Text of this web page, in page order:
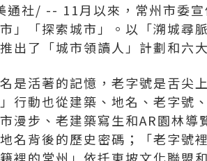
通社/ -- 11月以來，常州市委宣
」「探索城市」。以「溯城
出了「城市領讀人」計劃和六
是活著的記憶，老字號是舌尖
行動也從建築、地名、老字號
漫步、老建築寫生和AR園林
名背後的歷史密碼；「老字號